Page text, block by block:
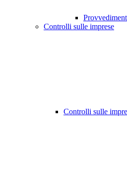
Controlli sulle imprese
Controlli sulle